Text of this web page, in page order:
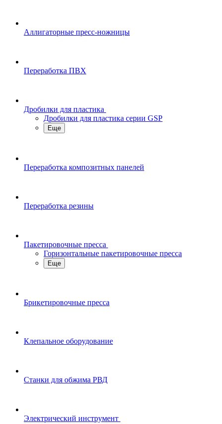
Аллигаторные пресс-ножницы
Переработка ПВХ
Дробилки для пластика
Дробилки для пластика серии GSP
Еще
Переработка композитных панелей
Переработка резины
Пакетировочные пресса
Горизонтальные пакетировочные пресса
Еще
Брикетировочные пресса
Клепальное оборудование
Станки для обжима РВД
Электрический инструмент